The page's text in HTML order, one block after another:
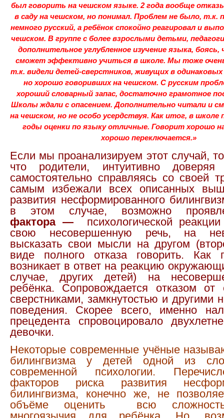
был говорить на чешском языке. 2 года вообще
в саду на чешском, но понимал. Проблем не было, т.к.
немного русский, а ребёнок спокойно реагировал и
чешском. В группе с более взрослыми детьми,
дополнительное углубленное изучение языка, боясь,
сможет эффективно учиться в школе. Мы тоже
т.к. видели детей-сверстников, живущих в одинаковых
но хорошо говоривших на чешском. С русским
хороший словарный запас, достаточно грамотное
Школы ждали с опасением. Дополнительно читали и
на чешском, но не особо усердствуя. Как итог, в школе
годы оценки по языку отличные. Говорит хорошо
хорошо переключается.»
Если мы проанализируем этот случай,
что родители, интуитивно
самостоятельно справляясь со своей
самым избежали всех описанных
развития несформированного
в этом случае, возможно
фактора —
психологической
свою несовершенную речь, на
высказать свои мысли на другом
виде полного отказа говорить. Как
возникает в ответ на реакцию
случае, других детей) на
ребёнка. Сопровождается отказом
сверстниками, замкнутостью и другими
поведения. Скорее всего, именно
прецедента спровоцировало
девочки.
Некоторые современные учёные
билингвизма у детей одной из
современной психологии.
факторов риска развития
билингвизма, конечно же, не
объёме оценить всю сложность